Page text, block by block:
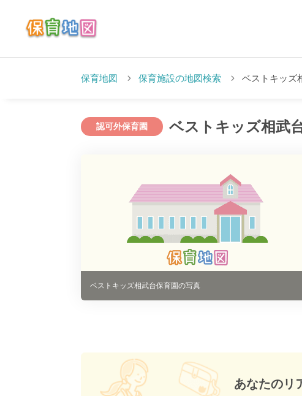
保育地図 保育施設の地図検索 ベストキッズ
認可外保育園 ベストキッズ相武
ベストキッズ相武台保育園の写真
あなたのリ